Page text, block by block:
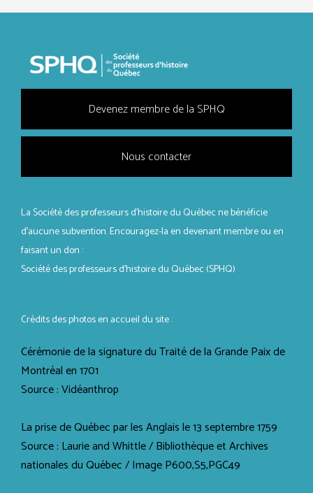
Devenez membre de la SPHQ
Nous contacter
La Société des professeurs d'histoire du Québec ne bénéficie
d’aucune subvention. Encouragez-la en devenant membre ou en
faisant un don :
Société des professeurs d’histoire du Québec (SPHQ)
Crédits des photos en accueil du site :
Cérémonie de la signature du Traité de la Grande Paix de
Montréal en 1701
Source : Vidéanthrop
La prise de Québec par les Anglais le 13 septembre 1759
Source : Laurie and Whittle / Bibliothèque et Archives
nationales du Québec / Image P600,S5,PGC49